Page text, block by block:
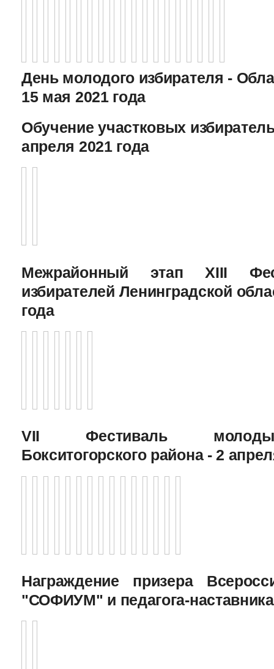
День молодого избирателя -
15 мая 2021 года
Обучение участковых
апреля 2021 года
Межрайонный этап XIII
избирателей Ленинградской
года
VII Фестиваль
Бокситогорского района - 2
Награждение призера
"СОФИУМ" и педагога-наставника